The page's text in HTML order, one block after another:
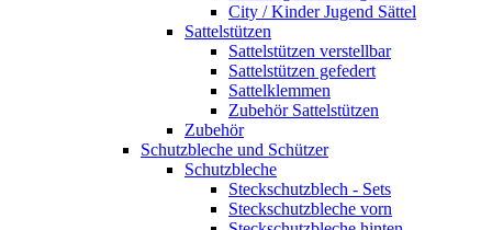
City / Kinder Jugend Sättel
Sattelstützen
Sattelstützen verstellbar
Sattelstützen gefedert
Sattelklemmen
Zubehör Sattelstützen
Zubehör
Schutzbleche und Schützer
Schutzbleche
Steckschutzblech - Sets
Steckschutzbleche vorn